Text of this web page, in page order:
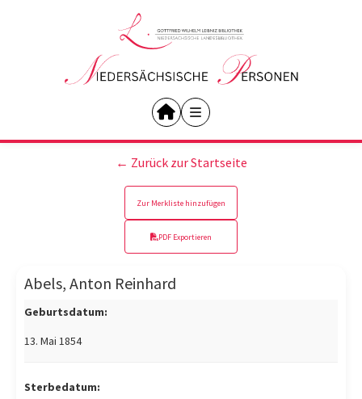
← Zurück zur Startseite
Zur Merkliste hinzufügen
PDF Exportieren
Abels, Anton Reinhard
Geburtsdatum:
13. Mai 1854
Sterbedatum: